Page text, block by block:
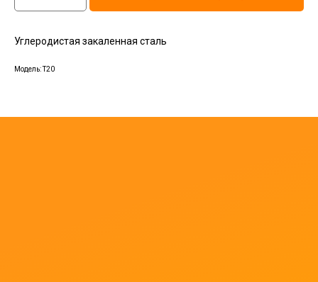
Углеродистая закаленная сталь
Модель: Т20